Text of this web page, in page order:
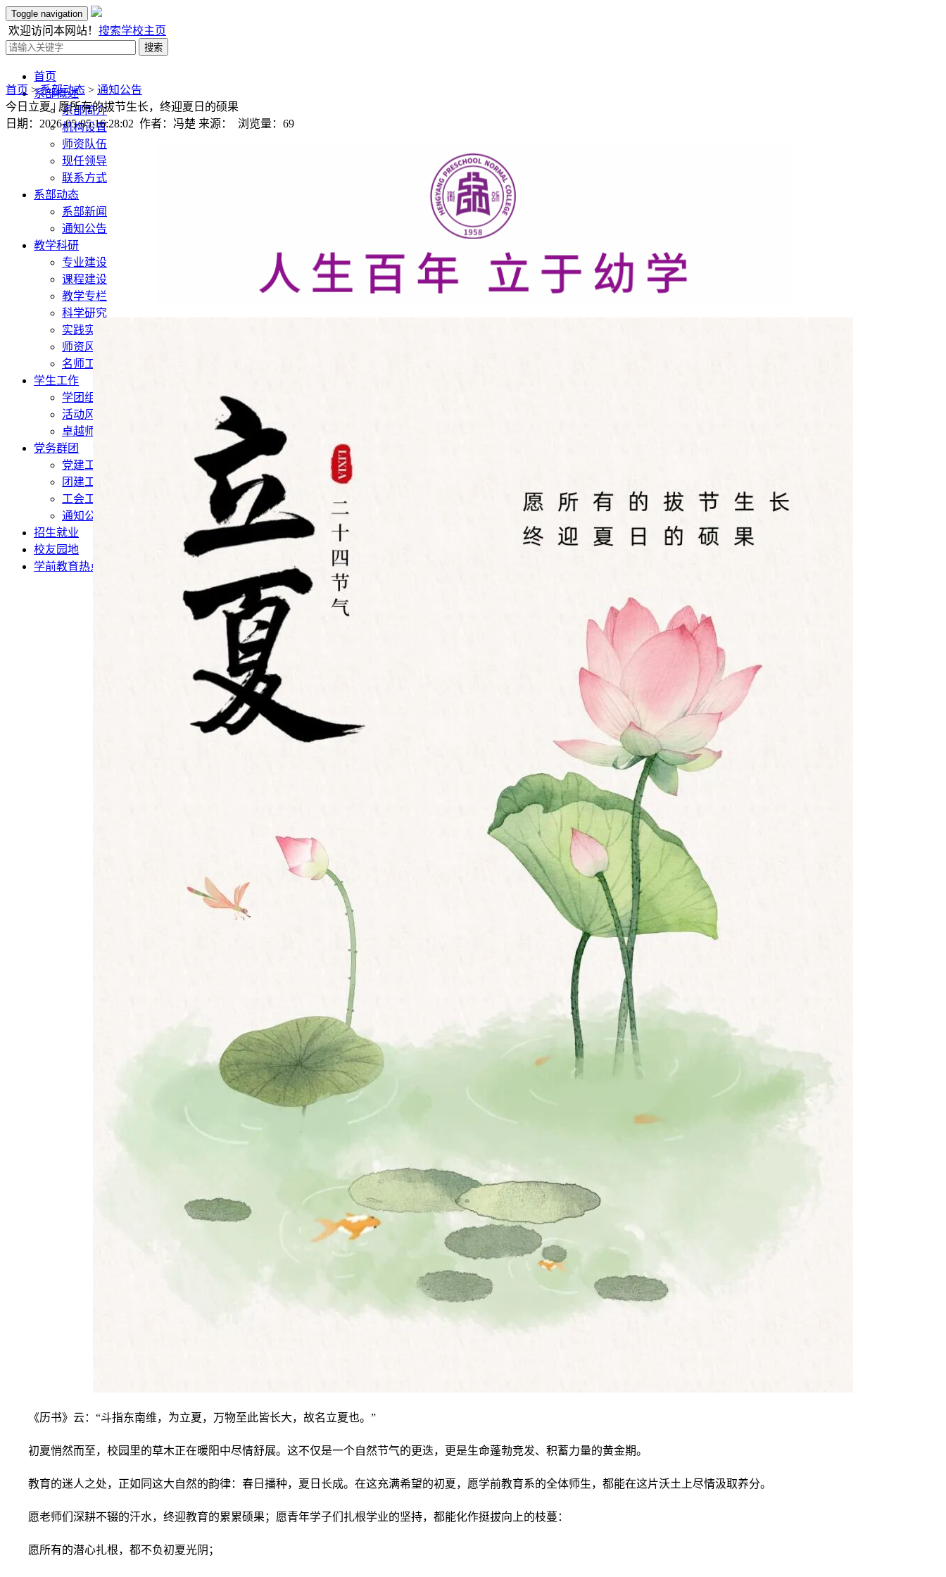
Toggle navigation
欢迎访问本网站！ 搜索学校主页
搜索
首页
系部概述
系部简介
机构设置
师资队伍
现任领导
联系方式
系部动态
系部新闻
通知公告
教学科研
专业建设
课程建设
教学专栏
科学研究
实践实训
师资风采
名师工作室
学生工作
学团组织
活动风采
卓越师范生
党务群团
党建工作
团建工作
工会工作
通知公告
招生就业
校友园地
学前教育热点
首页 >系部动态 > 通知公告
今日立夏 | 愿所有的拔节生长，终迎夏日的硕果
日期：2026-05-05 16:28:02 作者：冯楚 来源： 浏览量： 69
《历书》云：“斗指东南维，为立夏，万物至此皆长大，故名立夏也。”
初夏悄然而至，校园里的草木正在暖阳中尽情舒展。这不仅是一个自然节气的更迭，更是生命蓬勃竞发、积蓄力量的黄金期。
教育的迷人之处，正如同这大自然的韵律：春日播种，夏日长成。在这充满希望的初夏，愿学前教育系的全体师生，都能在这片沃土上尽情汲取养分。
愿老师们深耕不辍的汗水，终迎教育的累累硕果；愿青年学子们扎根学业的坚持，都能化作挺拔向上的枝蔓：
愿所有的潜心扎根，都不负初夏光阴；